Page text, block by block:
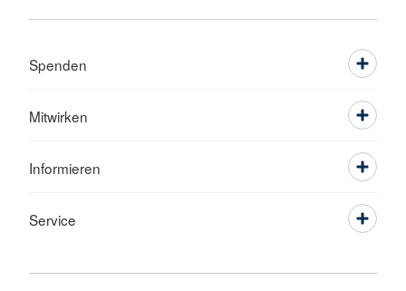
Spenden
Mitwirken
Informieren
Service